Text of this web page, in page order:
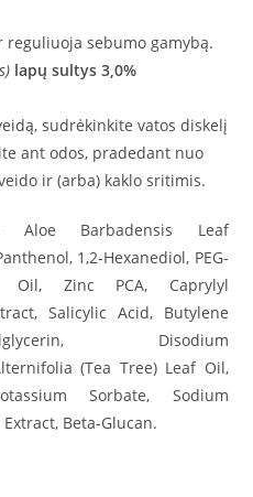
reguliuoja sebumo gamybą.
lapų sultys 3,0%
sudrėkinkite vatos diskelį
ant odos, pradedant nuo
ir (arba) kaklo sritimis.
Aloe Barbadensis Leaf
1,2-Hexanediol, PEG-
Oil, Zinc PCA, Caprylyl
Salicylic Acid, Butylene
Disodium
(Tea Tree) Leaf Oil,
Sorbate, Sodium
Beta-Glucan.